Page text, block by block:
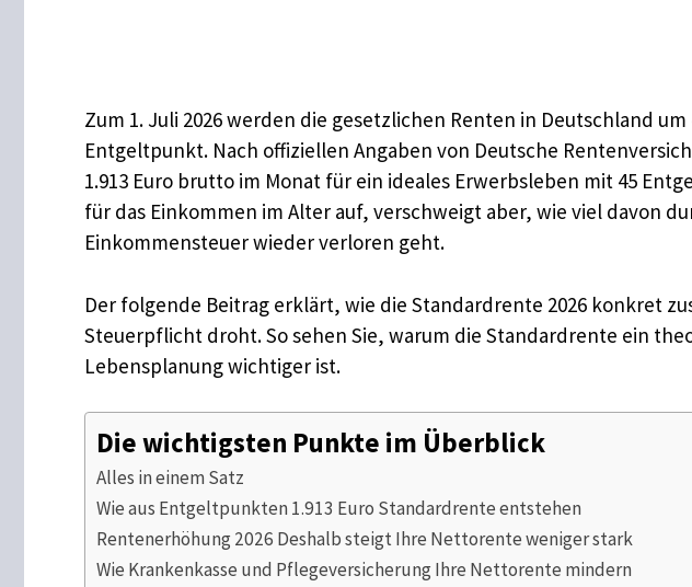
Zum 1. Juli 2026 werden die gesetzlichen Renten in Deutschland
Entgeltpunkt. Nach offiziellen Angaben von Deutsche
1.913 Euro brutto im Monat für ein ideales Erwerbsleben mit 45
für das Einkommen im Alter auf, verschweigt aber, wie viel davon
Einkommensteuer wieder verloren geht.
Der folgende Beitrag erklärt, wie die Standardrente 2026 konkret
Steuerpflicht droht. So sehen Sie, warum die Standardrente ein
Lebensplanung wichtiger ist.
Die wichtigsten Punkte im Überblick
Alles in einem Satz
Wie aus Entgeltpunkten 1.913 Euro Standardrente entstehen
Rentenerhöhung 2026 Deshalb steigt Ihre Nettorente weniger stark
Wie Krankenkasse und Pflegeversicherung Ihre Nettorente mindern